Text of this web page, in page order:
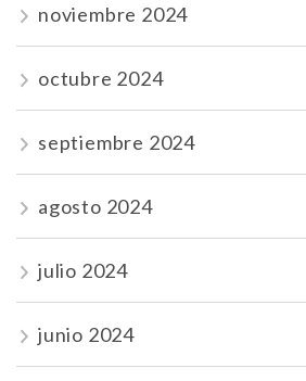
noviembre 2024
octubre 2024
septiembre 2024
agosto 2024
julio 2024
junio 2024